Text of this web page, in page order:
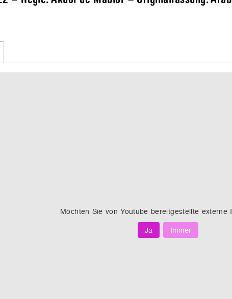
Möchten Sie vonYoutube bereitgestellte externe
Ja
Immer